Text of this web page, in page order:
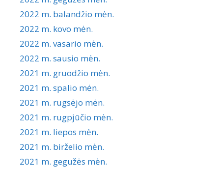
2022 m. balandžio mėn.
2022 m. kovo mėn.
2022 m. vasario mėn.
2022 m. sausio mėn.
2021 m. gruodžio mėn.
2021 m. spalio mėn.
2021 m. rugsėjo mėn.
2021 m. rugpjūčio mėn.
2021 m. liepos mėn.
2021 m. birželio mėn.
2021 m. gegužės mėn.